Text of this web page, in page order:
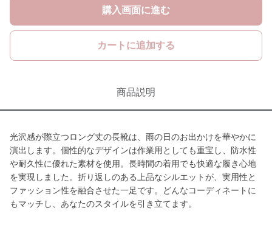
購入画面に進む
カートに追加する
商品説明
光沢感が際立つロング丈の長靴は、雨の日のお出かけを華やかに
演出します。個性的なデザインは作業用としても重宝し、防水性
や耐久性に優れた素材を使用。長時間の着用でも快適な履き心地
を実現しました。折り返しのある上品なシルエットが、実用性と
ファッション性を融合させた一足です。どんなコーディネートに
もマッチし、あなたのスタイルを引き立てます。